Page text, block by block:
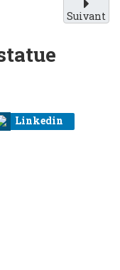
Suivant
Linkedin